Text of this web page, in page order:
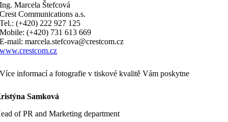
Ing. Marcela Štefcová
Crest Communications a.s.
Tel.: (+420) 222 927 125
Mobile: (+420) 731 613 669
E-mail: marcela.stefcova@crestcom.cz
www.crestcom.cz
Více informací a fotografie v tiskové kvalitě Vám poskytne
Samková
of PR and Marketing department